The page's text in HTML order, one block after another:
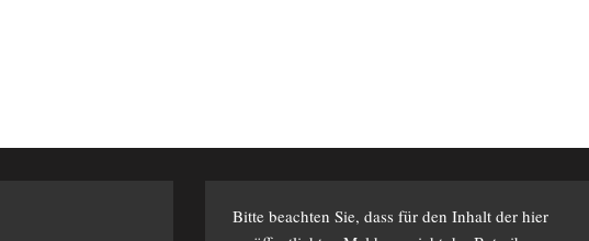
Bitte beachten Sie, dass für den Inhalt der hier